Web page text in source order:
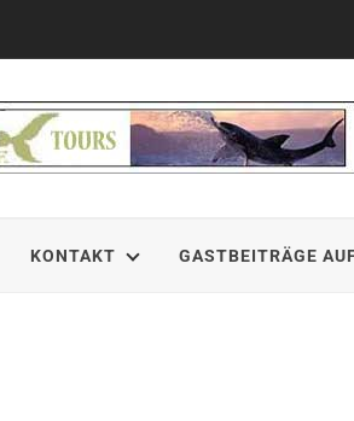
KONTAKT GASTBEITRÄGE